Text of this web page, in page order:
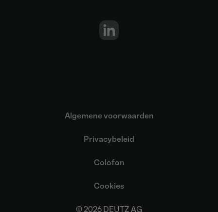
© 2026 DEUTZ AG
Algemene voorwaarden
Privacybeleid
Colofon
Cookies